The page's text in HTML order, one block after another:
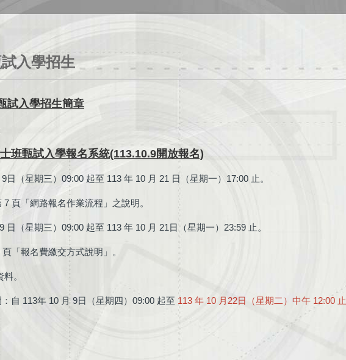
入學招生
試入學招生簡章
班甄試入學報名系統(113.10.9開放報名)
（星期三）09:00 起至 113 年 10 月 21 日（星期一）17:00 止。
頁「網路報名作業流程」之說明。
（星期三）09:00 起至 113 年 10 月 21日（星期一）23:59 止。
「報名費繳交方式說明」。
。
自 113年 10 月 9日（星期四）09:00 起至 113 年 10 月22日（星期二）中午 12:00 止